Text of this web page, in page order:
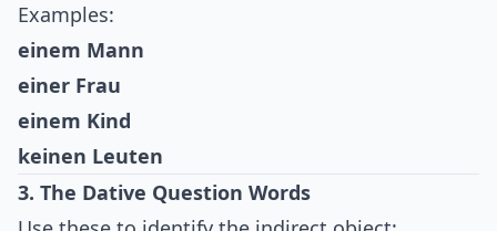
Examples:
einem Mann
einer Frau
einem Kind
keinen Leuten
3. The Dative Question Words